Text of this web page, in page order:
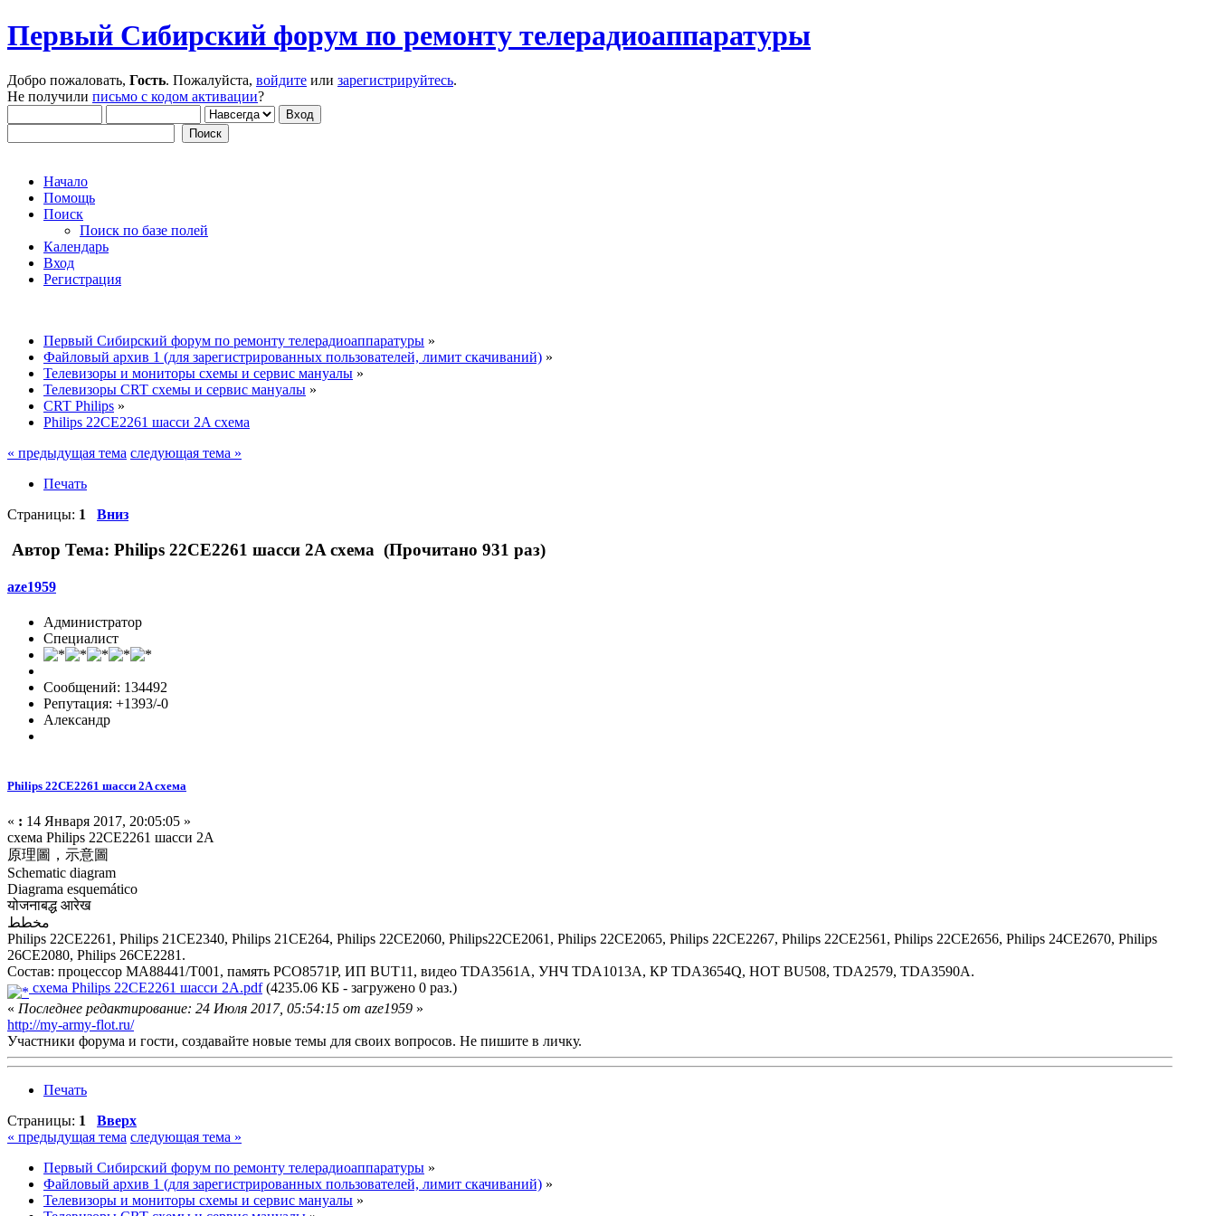
Первый Сибирский форум по ремонту телерадиоаппаратуры
Добро пожаловать, Гость. Пожалуйста, войдите или зарегистрируйтесь.
Не получили письмо с кодом активации?
Начало
Помощь
Поиск
Поиск по базе полей
Календарь
Вход
Регистрация
Первый Сибирский форум по ремонту телерадиоаппаратуры »
Файловый архив 1 (для зарегистрированных пользователей, лимит скачиваний) »
Телевизоры и мониторы схемы и сервис мануалы »
Телевизоры CRT схемы и сервис мануалы »
CRT Philips »
Philips 22CE2261 шасси 2A схема
« предыдущая тема следующая тема »
Печать
Страницы: 1 Вниз
Автор Тема: Philips 22CE2261 шасси 2A схема (Прочитано 931 раз)
aze1959
Администратор
Специалист
Сообщений: 134492
Репутация: +1393/-0
Александр
Philips 22CE2261 шасси 2A схема
« : 14 Января 2017, 20:05:05 »
схема Philips 22CE2261 шасси 2A
原理圖，示意圖
Schematic diagram
Diagrama esquemático
योजनाबद्ध आरेख
مخطط
Philips 22CE2261, Philips 21CE2340, Philips 21CE264, Philips 22CE2060, Philips22CE2061, Philips 22CE2065, Philips 22CE2267, Philips 22CE2561, Philips 22CE2656, Philips 24CE2670, Philips
26CE2080, Philips 26CE2281.
Состав: процессор MA88441/T001, память PCO8571P, ИП BUT11, видео TDA3561A, УНЧ TDA1013A, КР TDA3654Q, HOT BU508, TDA2579, TDA3590A.
схема Philips 22CE2261 шасси 2A.pdf(4235.06 КБ - загружено 0 раз.)
« Последнее редактирование: 24 Июля 2017, 05:54:15 от aze1959 »
http://my-army-flot.ru/
Участники форума и гости, создавайте новые темы для своих вопросов. Не пишите в личку.
Печать
Страницы: 1
Вверх
« предыдущая тема следующая тема »
Первый Сибирский форум по ремонту телерадиоаппаратуры »
Файловый архив 1 (для зарегистрированных пользователей, лимит скачиваний) »
Телевизоры и мониторы схемы и сервис мануалы »